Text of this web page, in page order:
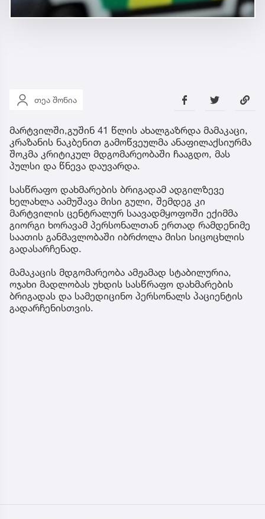
თეა შონია
მარტვილში,გუშინ 41 წლის ახალგაზრდა მამაკაცი,
კრაზანის ნაკბენით გამოწვეულმა ანაფილაქსიურმა
შოკმა კრიტიკულ მდგომარეობაში ჩააგდო, მას
პულსი და წნევა დაუვარდა.
სასწრაფო დახმარების ბრიგადამ ადგილზევე
ხელახლა აამუშავა მისი გული, შემდეგ კი
მარტვილის ცენტრალურ საავადმყოფოში ექიმმა
გიორგი ხორავამ პერსონალთან ერთად რამდენიმე
საათის განმავლობაში იბრძოლა მისი სიცოცხლის
გადასარჩენად.
მამაკაცის მდგომარეობა ამჟამად სტაბილურია,
ოჯახი მადლობას უხდის სასწრაფო დახმარების
ბრიგადას და სამედიცინო პერსონალს პაციენტის
გადარჩენისთვის.